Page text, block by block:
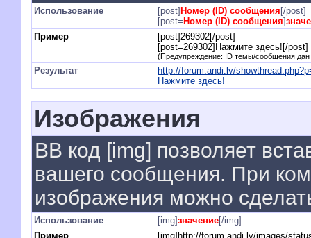
Использование [post] Номер (ID) сообщения [/post]
[post= Номер (ID) сообщения]
Пример
[post]269302[/post]
[post=269302]Нажмите здесь![/post]
(Предупреждение: ID темы/сообщения
Результат
http://forum.andi.lv/
Нажмите здесь!
Изображения
BB код [img] позволяет
вашего сообщения. При
изображения можно
Использование [img]значение[/img]
Пример
[img]http://forum.andi.lv/images/